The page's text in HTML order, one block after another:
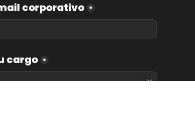
corporativo *
cargo *